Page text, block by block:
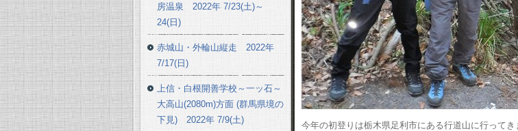
今年の初登りは栃木県足利市にある行道山に行って
房温泉 2022年 7/23(土)～
24(日)
赤城山・外輪山縦走 2022年
7/17(日)
上信・白根開善学校～一ッ石～
大高山(2080m)方面 (群馬県境の
下見) 2022年 7/9(土)